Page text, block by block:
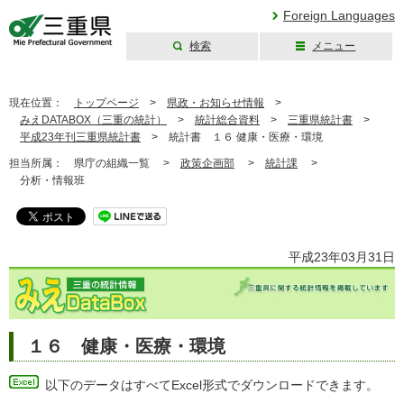
Foreign Languages
検索 メニュー
現在位置： トップページ > 県政・お知らせ情報 >
みえDATABOX（三重の統計）
> 統計総合資料 > 三重県統計書 >
平成23年刊三重県統計書 > 統計書 １６ 健康・医療・環境
担当所属： 県庁の組織一覧 > 政策企画部 > 統計課 >
分析・情報班
平成23年03月31日
１６ 健康・医療・環境
以下のデータはすべてExcel形式でダウンロードできます。